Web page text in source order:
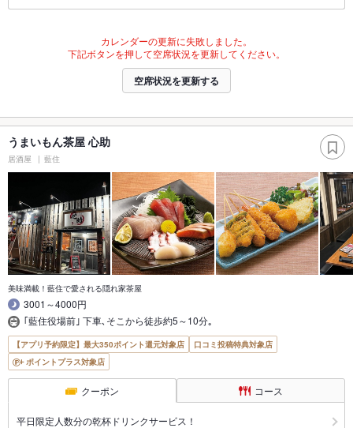
カレンダーの更新に失敗しました。
下記ボタンを押して空席状況を更新してください。
空席状況を更新する
うまいもん茶屋 心助
居酒屋 藍住
美味満載！藍住で愛される隠れ家茶屋
3001～4000円
｢藍住役場前｣ 下車､そこから徒歩約5～10分｡
【アプリ予約限定】最大350ポイント還元対象店
口コミ投稿特典対象店
ポイントプラス対象店
クーポン コース
平日限定人数分の乾杯ドリンクサービス！